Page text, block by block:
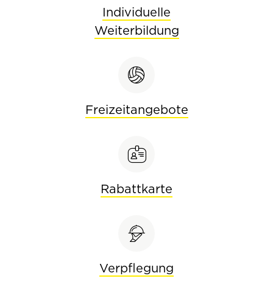
Individuelle
Weiterbildung
Freizeitangebote
Rabattkarte
Verpflegung